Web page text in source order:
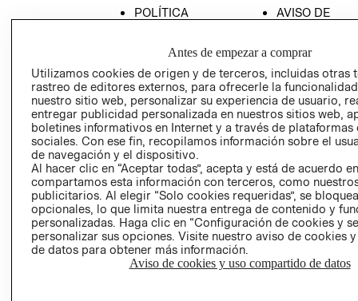
POLÍTICA
AVISO DE
GIFT CARD
AVISO DE
COOKIES
LIBRO DE
Ecuador ($)
Antes de empezar a comprar
Utilizamos cookies de origen y de terceros, incluidas otras
rastreo de editores externos, para ofrecerle la
nuestro sitio web, personalizar su experiencia de usuario,
entregar publicidad personalizada en nuestros sitios web,
boletines informativos en Internet y a través de plataformas
sociales. Con ese fin, recopilamos información sobre el
de navegación y el dispositivo.
Al hacer clic en “Aceptar todas”, acepta y está de acuerdo
compartamos esta información con terceros, como
publicitarios. Al elegir “Solo cookies requeridas”, se
opcionales, lo que limita nuestra entrega de contenido y
personalizadas. Haga clic en “Configuración de cookies y
personalizar sus opciones. Visite nuestro aviso de cookies
de datos para obtener más información.
Aviso de cookies y uso compartido de datos